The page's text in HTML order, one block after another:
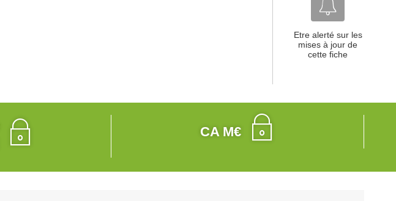
Etre alerté sur les
mises à jour de
cette fiche
CA M€